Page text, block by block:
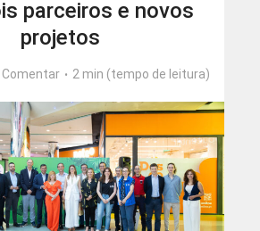
parceiros e novos
projetos
Comentar 2 min (tempo de leitura)